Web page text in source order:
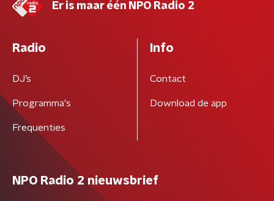
Er is maar één NPO Radio 2
Radio
DJ’s
Programma's
Frequenties
Info
Contact
Download de app
NPO Radio 2 nieuwsbrief